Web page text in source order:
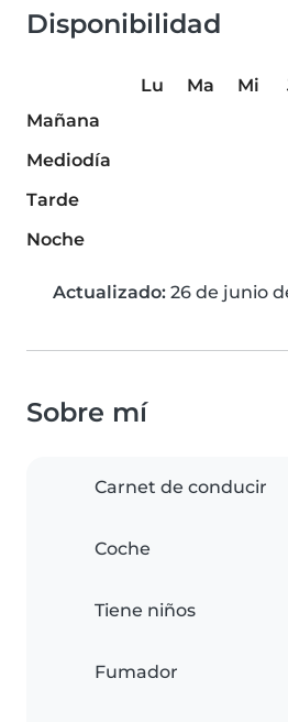
Disponibilidad
Lu Ma Mi
Mañana
Mediodía
Tarde
Noche
Actualizado: 26 de junio
Sobre mí
Carnet de conducir
Coche
Tiene niños
Fumador